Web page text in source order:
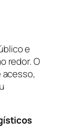
e
redor. O